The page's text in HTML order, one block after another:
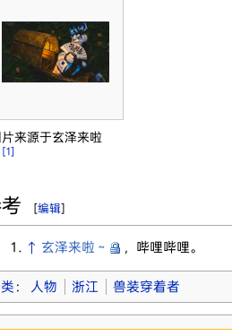
片来源于玄泽来啦
[1]
[编辑]
↑ 玄泽来啦～ ，哔哩哔哩。
： 人物 浙江 兽装穿着者